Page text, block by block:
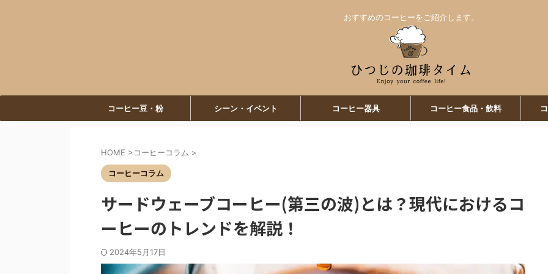
おすすめのコーヒーをご紹介します。
コーヒー豆・粉 シーン・イベント コーヒー器具 コーヒー食品・飲料
HOME >コーヒーコラム >
コーヒーコラム
サードウェーブコーヒー(第三の波)とは？現代におけるコ
ーヒーのトレンドを解説！
2024年5月17日